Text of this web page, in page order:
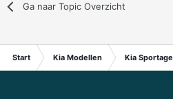
Ga naar Topic Overzicht
Start Kia Modellen Kia Sportage